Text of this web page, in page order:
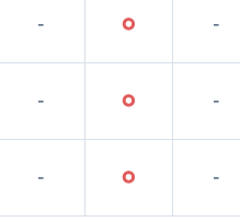
- ○ -
- ○ -
- ○ -